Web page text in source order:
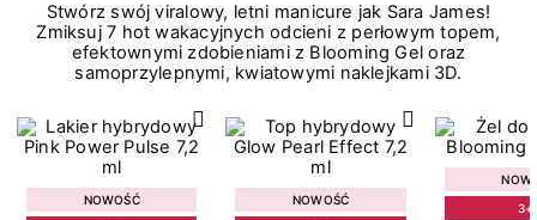
Stwórz swój viralowy, letni manicure jak Sara James!
Zmiksuj 7 hot wakacyjnych odcieni z perłowym topem,
efektownymi zdobieniami z Blooming Gel oraz
samoprzylepnymi, kwiatowymi naklejkami 3D.
NOWOŚĆ
NOWOŚĆ